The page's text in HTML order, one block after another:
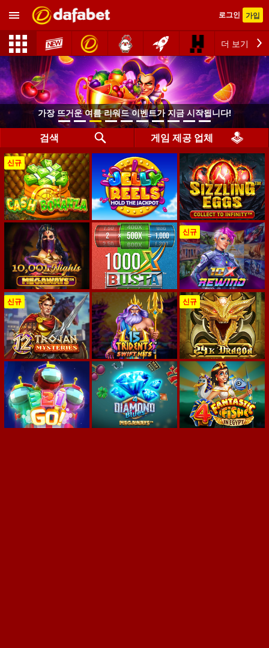
로그인 가입
더 보기
가장 뜨거운 여름 리워드 이벤트가 지금 시작됩니다!
검색 게임 제공 업체
신규
신규
신규 신규